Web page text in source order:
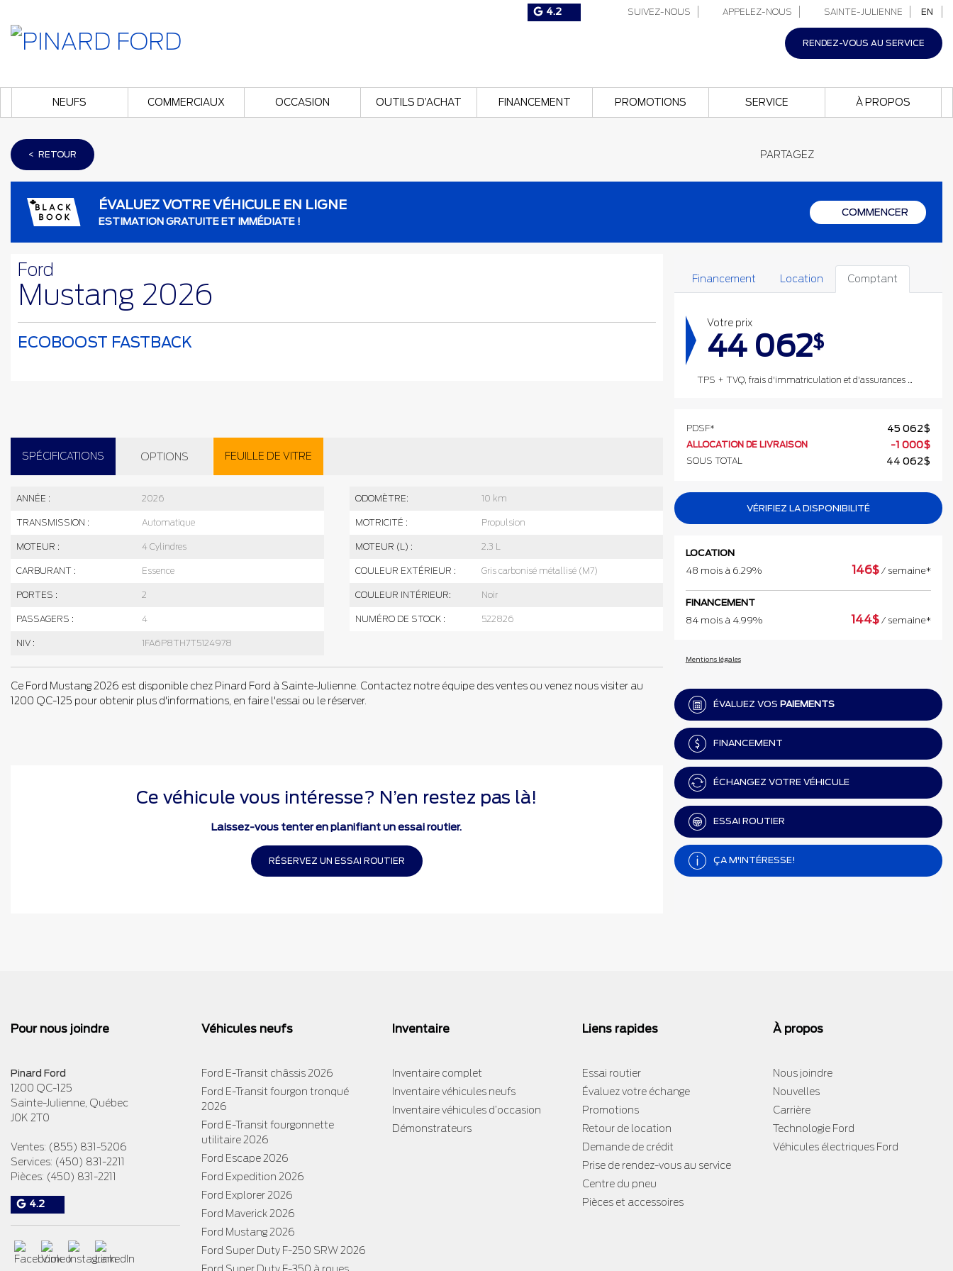
4.2 SUIVEZ-NOUS APPELEZ-NOUS SAINTE-JULIENNE EN
RENDEZ-VOUS AU SERVICE
NEUFS COMMERCIAUX OCCASION OUTILS D’ACHAT FINANCEMENT PROMOTIONS SERVICE À PROPOS
< RETOUR PARTAGEZ
ÉVALUEZ VOTRE VÉHICULE EN LIGNE
ESTIMATION GRATUITE ET IMMÉDIATE !
COMMENCER
Ford
Mustang 2026
ECOBOOST FASTBACK
SPÉCIFICATIONS OPTIONS FEUILLE DE VITRE
ANNÉE : 2026 ODOMÈTRE: 10 km
TRANSMISSION : Automatique MOTRICITÉ : Propulsion
MOTEUR : 4 Cylindres MOTEUR (L) : 2.3 L
CARBURANT : Essence COULEUR EXTÉRIEUR : Gris carbonisé métallisé (M7)
PORTES : 2 COULEUR INTÉRIEUR: Noir
PASSAGERS : 4 NUMÉRO DE STOCK : 522826
NIV : 1FA6P8TH7T5124978
Ce Ford Mustang 2026 est disponible chez Pinard Ford à Sainte-Julienne. Contactez notre équipe des ventes ou venez nous visiter au
1200 QC-125 pour obtenir plus d'informations, en faire l'essai ou le réserver.
Ce véhicule vous intéresse? N’en restez pas là!
Laissez-vous tenter en planifiant un essai routier.
RÉSERVEZ UN ESSAI ROUTIER
Financement Location Comptant
Votre prix
44 062$
TPS + TVQ, frais d'immatriculation et d'assurances non inclus.
PDSF* 45 062$
ALLOCATION DE LIVRAISON -1 000$
SOUS TOTAL 44 062$
VÉRIFIEZ LA DISPONIBILITÉ
LOCATION
48 mois à 6.29%
146$ / semaine*
FINANCEMENT
84 mois à 4.99%
144$ / semaine*
Mentions légales
ÉVALUEZ VOS PAIEMENTS
FINANCEMENT
ÉCHANGEZ VOTRE VÉHICULE
ESSAI ROUTIER
ÇA M'INTÉRESSE!
Pour nous joindre
Pinard Ford
1200 QC-125
Sainte-Julienne Québec
J0K 2T0
Ventes: (855) 831-5206
Services: (450) 831-2211
Pièces: (450) 831-2211
4.2
Véhicules neufs
Ford E-Transit châssis 2026
Ford E-Transit fourgon tronqué
2026
Ford E-Transit fourgonnette
utilitaire 2026
Ford Escape 2026
Ford Expedition 2026
Ford Explorer 2026
Ford Maverick 2026
Ford Mustang 2026
Ford Super Duty F-250 SRW 2026
Inventaire
Inventaire complet
Inventaire véhicules neufs
Inventaire véhicules d’occasion
Démonstrateurs
Liens rapides
Essai routier
Évaluez votre échange
Promotions
Retour de location
Demande de crédit
Prise de rendez-vous au service
Centre du pneu
Pièces et accessoires
À propos
Nous joindre
Nouvelles
Carrière
Technologie Ford
Véhicules électriques Ford